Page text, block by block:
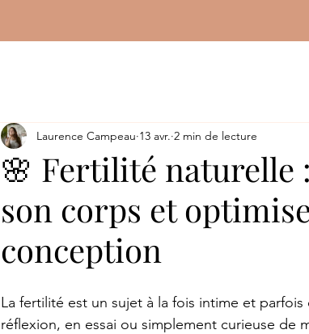
🌸 Fertilité naturelle
son corps et
conception
Laurence Campeau 13 avr. 2 min de lecture
La fertilité est un sujet à la fois intime et
réflexion, en essai ou simplement curieuse